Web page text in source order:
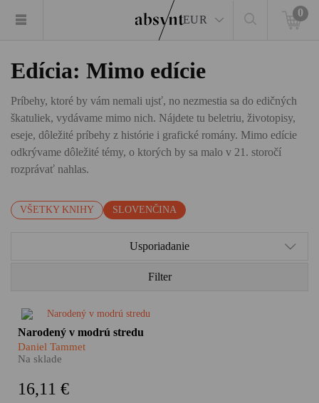
EUR
0
Edícia: Mimo edície
Príbehy, ktoré by vám nemali ujsť, no nezmestia sa do edičných
škatuliek, vydávame mimo nich. Nájdete tu beletriu, životopisy,
eseje, dôležité príbehy z histórie i grafické romány. Mimo edície
odkrývame dôležité témy, o ktorých by sa malo v 21. storočí
rozprávať nahlas.
VŠETKY KNIHY SLOVENČINA
Usporiadanie
Filter
Dokázal sa naspamäť naučiť 22
514 čísel za desatinnou čiarkou
čísla pí. Na to, aby sa plynule
naučil rozprávať po španielsky
Aj takéto schopnosti má
Narodený v modrú stredu
Daniel Tammet
Na sklade
16,11 €